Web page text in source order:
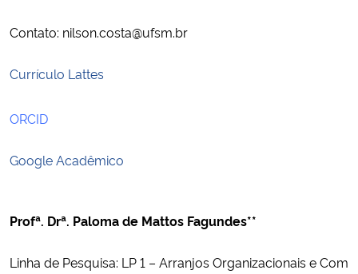
Contato: nilson.costa@ufsm.br
Currículo Lattes
ORCID
Google Acadêmico
Profª. Drª. Paloma de Mattos Fagundes**
Linha de Pesquisa: LP 1 – Arranjos Organizacionais e